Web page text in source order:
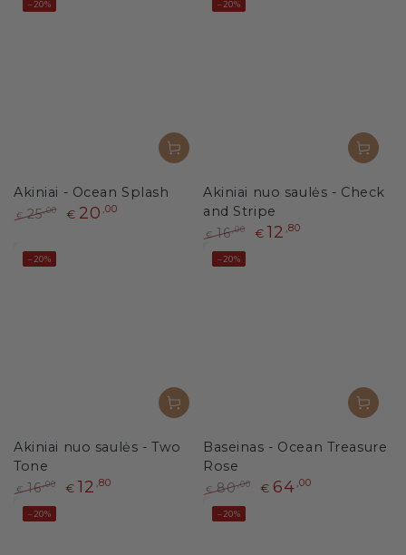
Akiniai - Ocean Splash
kaina
€ 25,00 € 20 ,00
–20%
Akiniai nuo saulės - Check
and Stripe
Paprasta
kaina
€ 16,00 € 12 ,80
–20%
Akiniai nuo saulės - Two
Tone
Paprasta
kaina
€ 16,00 € 12 ,80
–20%
Baseinas - Ocean Treasure
Rose
Paprasta
kaina
€ 80,00 € 64 ,00
–20%
–20% –20%